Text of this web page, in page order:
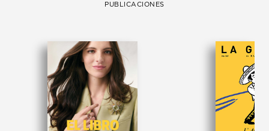
PUBLICACIONES